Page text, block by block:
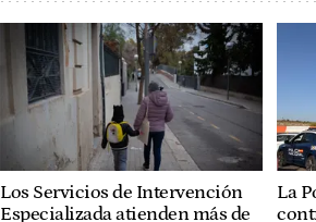
Los Servicios de Intervención
Especializada atienden más de
La